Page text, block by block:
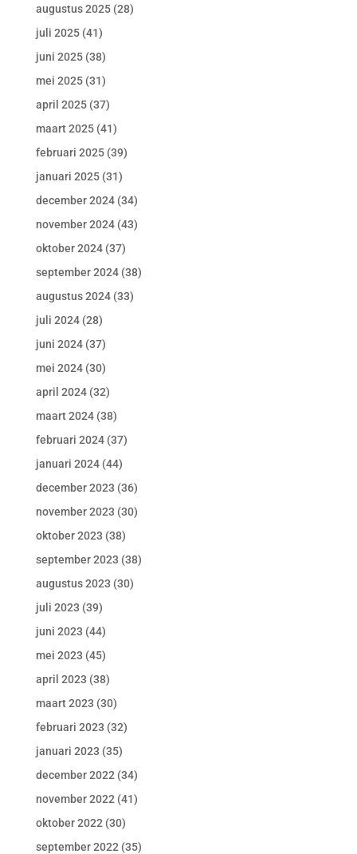
augustus 2025(28)
juli 2025(41)
juni 2025(38)
mei 2025(31)
april 2025(37)
maart 2025(41)
februari 2025(39)
januari 2025(31)
december 2024(34)
november 2024(43)
oktober 2024(37)
september 2024(38)
augustus 2024(33)
juli 2024(28)
juni 2024(37)
mei 2024(30)
april 2024(32)
maart 2024(38)
februari 2024(37)
januari 2024(44)
december 2023 (36)
november 2023 (30)
oktober 2023 (38)
september 2023 (38)
augustus 2023 (30)
juli 2023 (39)
juni 2023 (44)
mei 2023 (45)
april 2023 (38)
maart 2023 (30)
februari 2023 (32)
januari 2023 (35)
december 2022 (34)
november 2022 (41)
oktober 2022 (30)
september 2022 (35)